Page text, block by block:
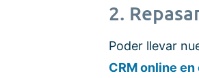
2.
Poder llevar
CRM online